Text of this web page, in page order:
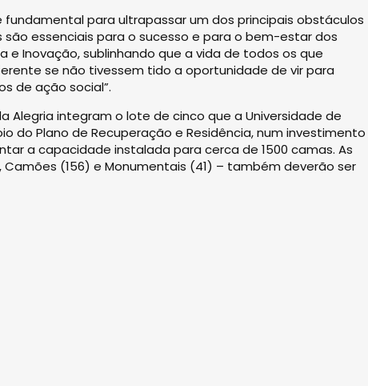
para ultrapassar um dos principais obstáculos
essenciais para o sucesso e para o bem-estar dos
e Inovação, sublinhando que a vida de todos os que
se não tivessem tido a oportunidade de vir para
de ação social”.
Alegria integram o lote de cinco que a Universidade de
do Plano de Recuperação e Residência, num investimento
a capacidade instalada para cerca de 1500 camas. As
(156) e Monumentais (41) – também deverão ser